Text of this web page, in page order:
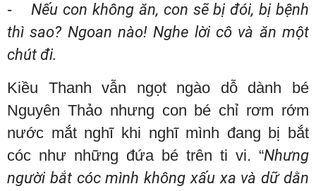
- Nếu con không ăn, con sẽ bị đói, bị bệnh
thì sao? Ngoan nào! Nghe lời cô và ăn một
chút đi.
Kiều Thanh vẫn ngọt ngào dỗ dành bé
Nguyên Thảo nhưng con bé chỉ rơm rớm
nước mắt nghĩ khi nghĩ mình đang bị bắt
cóc như những đứa bé trên ti vi. “Nhưng
người bắt cóc mình không xấu xa và dữ dằn